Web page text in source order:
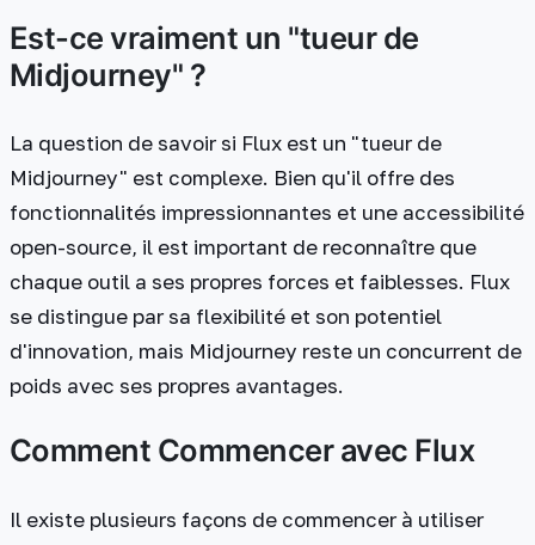
Est-ce vraiment un "tueur de
Midjourney" ?
La question de savoir si Flux est un "tueur de
Midjourney" est complexe. Bien qu'il offre des
fonctionnalités impressionnantes et une accessibilité
open-source, il est important de reconnaître que
chaque outil a ses propres forces et faiblesses. Flux
se distingue par sa flexibilité et son potentiel
d'innovation, mais Midjourney reste un concurrent de
poids avec ses propres avantages.
Comment Commencer avec Flux
Il existe plusieurs façons de commencer à utiliser